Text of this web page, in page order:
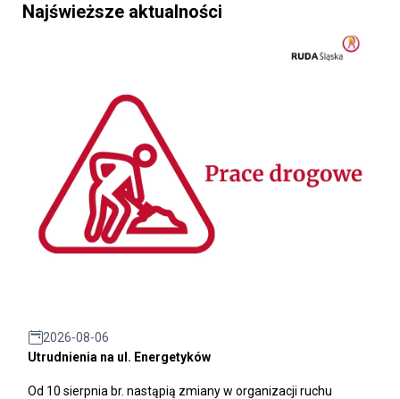
Najświeższe aktualności
2026-08-06
Utrudnienia na ul. Energetyków
Od 10 sierpnia br. nastąpią zmiany w organizacji ruchu